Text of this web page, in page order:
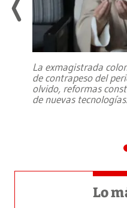
La exmagistrada
de contrapeso del
olvido, reformas
de nuevas tecnologías
Lo